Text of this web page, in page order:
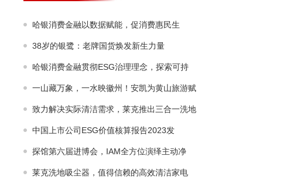
哈银消费金融以数据赋能，促消费惠民生
38岁的银鹭：老牌国货焕发新生力量
哈银消费金融贯彻ESG治理理念，探索可持
一山藏万象，一水映徽州！安凯为黄山旅游赋
致力解决实际清洁需求，莱克推出三合一洗地
中国上市公司ESG价值核算报告2023发
探馆第六届进博会，IAM全方位演绎主动净
莱克洗地吸尘器，值得信赖的高效清洁家电